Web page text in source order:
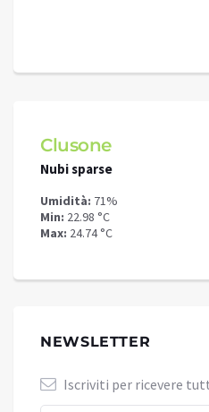
Clusone
Nubi sparse
Umidità: 71%
Min: 22.98 °C
Max: 24.74 °C
NEWSLETTER
Iscriviti per ricevere